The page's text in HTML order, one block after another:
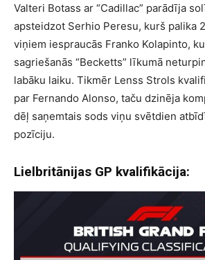
Valteri Botass ar “Cadillac” parādīja
apsteidzot Serhio Peresu, kurš palika
viņiem iespraucās Franko Kolapinto,
sagriešanās “Becketts” līkumā
labāku laiku. Tikmēr Lenss Strols
par Fernando Alonso, taču dzinēja
dēļ saņemtais sods viņu svētdien
pozīciju.
Lielbritānijas GP kvalifikācija: